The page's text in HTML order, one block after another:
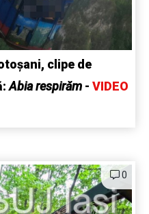
clipe de
Abia respirăm - VIDEO
0